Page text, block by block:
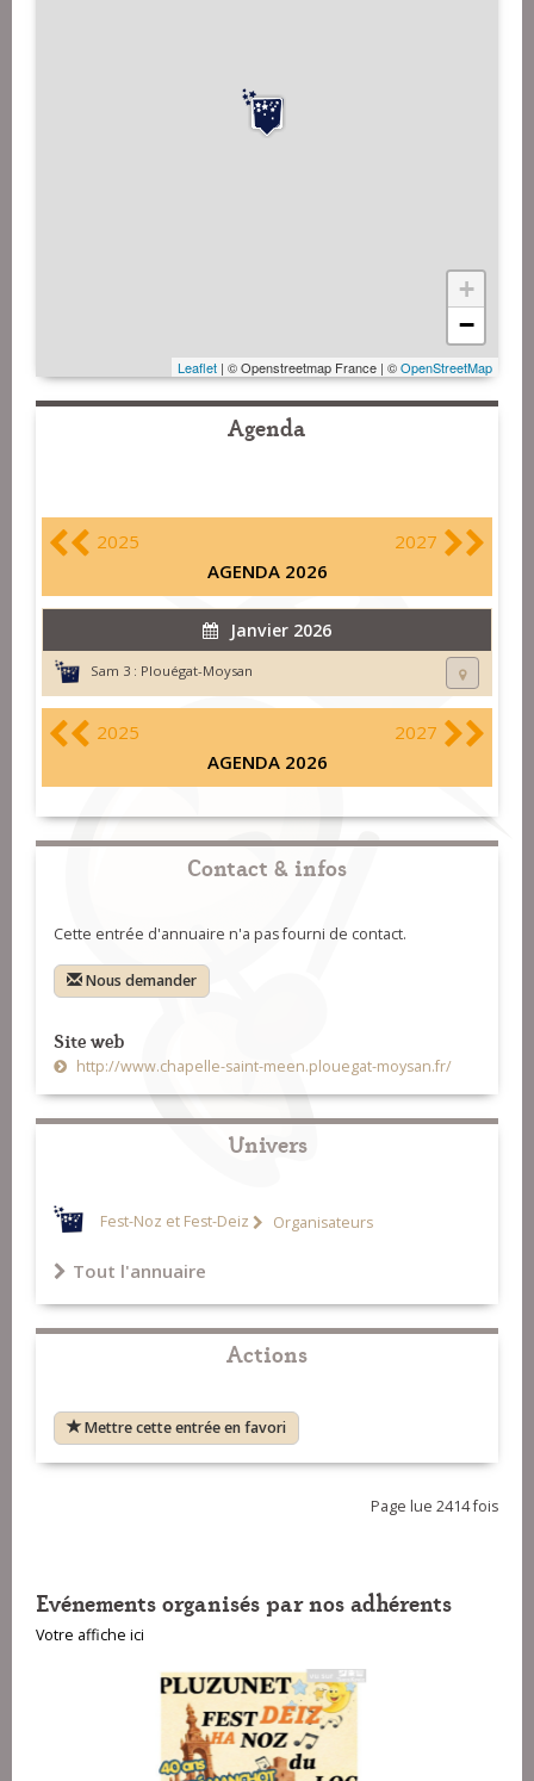
+
−
Leaflet | © Openstreetmap France | ©OpenStreetMap
Agenda
2025
2027
AGENDA 2026
Janvier 2026
Sam 3 : Plouégat-Moysan
2025
2027
AGENDA 2026
Contact & infos
Cette entrée d'annuaire n'a pas fourni de contact.
Nous demander
Site web
http://www.chapelle-saint-meen.plouegat-moysan.fr/
Univers
Fest-Noz et Fest-Deiz Organisateurs
Tout l'annuaire
Actions
Mettre cette entrée en favori
Page lue 2414 fois
Evénements organisés par nos adhérents
Votre affiche ici